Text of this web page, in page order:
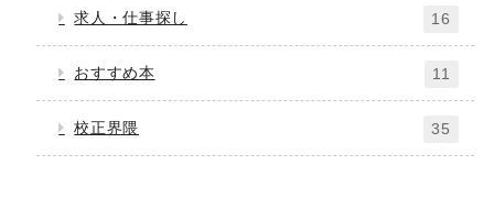
求人・仕事探し 16
おすすめ本 11
校正界隈 35